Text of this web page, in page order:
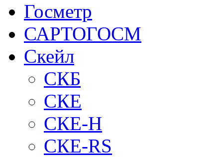
Госметр
САРТОГОСМ
Скейл
СКБ
СКЕ
СКЕ-H
СКЕ-RS